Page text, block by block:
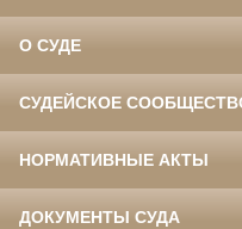
О СУДЕ
СУДЕЙСКОЕ
НОРМАТИВНЫЕ АКТЫ
ДОКУМЕНТЫ СУДА